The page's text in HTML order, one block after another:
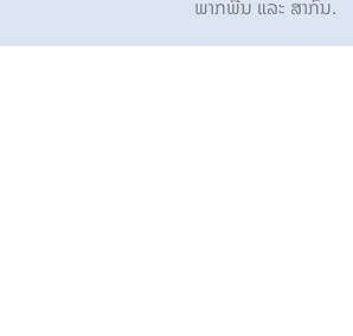
ພາກພື້ນ ແລະ ສາກົນ.